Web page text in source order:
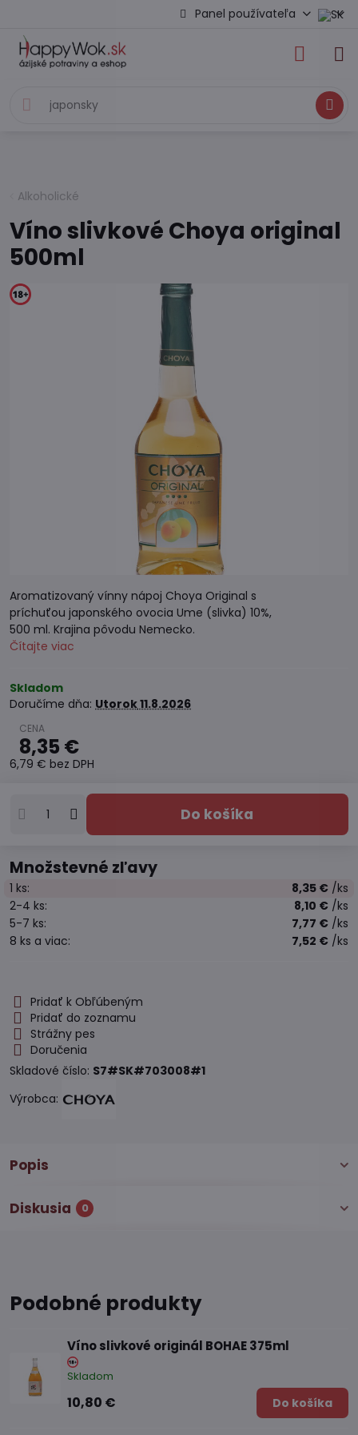
Panel používateľa
Hľadať
Alkoholické
Víno slivkové Choya original
500ml
Aromatizovaný vínny nápoj Choya Original s
príchuťou japonského ovocia Ume (slivka) 10%,
500 ml. Krajina pôvodu Nemecko.
Čítajte viac
Skladom
Doručíme dňa: Utorok11.8.2026
8,35 €
6,79 € bez DPH
Do košíka
Množstevné zľavy
1 ks: 8,35 € /ks
2-4 ks: 8,10 € /ks
5-7 ks: 7,77 € /ks
8 ks a viac: 7,52 € /ks
Pridať k Obľúbeným
Pridať do zoznamu
Strážny pes
Doručenia
Skladové číslo: S7#SK#703008#1
Výrobca:
Popis
Diskusia 0
Podobné produkty
Víno slivkové originál BOHAE 375ml
Skladom
10,80 € Do košíka